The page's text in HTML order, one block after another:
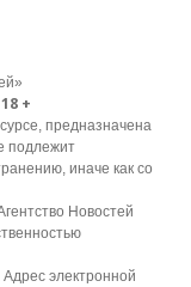
+
предназначена
подлежит
иначе как со
Новостей
электронной